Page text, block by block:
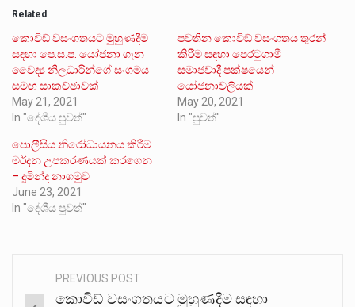
Related
කොවිඩ් වසංගතයට මුහුණදීම
සඳහා පෙ.ස.ප. යෝජනා ගැන
වෛද්‍ය නිලධාරීන්ගේ සංගමය
සමඟ සාකච්ඡාවක්
May 21, 2021
In "දේශීය පුවත්"
පවතින කොවිඞ් වසංගතය තුරන්
කිරීම සඳහා පෙරටුගාමී
සමාජවාදී පක්ෂයෙන්
යෝජනාවලියක්
May 20, 2021
In "පුවත්"
පොලීසිය නිරෝධායනය කිරීම
මර්දන උපකරණයක් කරගෙන
– දුමින්ද නාගමුව
June 23, 2021
In "දේශීය පුවත්"
PostPREVIOUS POST
කොවිඩ් වසංගතයට මුහුණදීම සඳහා